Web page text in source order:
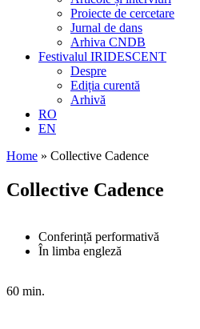
Proiecte de cercetare
Jurnal de dans
Arhiva CNDB
Festivalul IRIDESCENT
Despre
Ediția curentă
Arhivă
RO
EN
Home » Collective Cadence
Collective Cadence
Conferință performativă
În limba engleză
60 min.